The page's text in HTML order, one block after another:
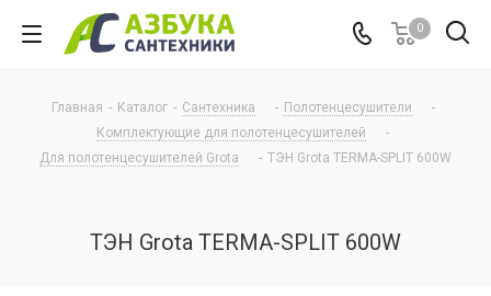
0
Главная - Каталог - Сантехника - Полотенцесушители
-
Комплектующие для полотенцесушителей
-
Для полотенцесушителей Grota
- ТЭН Grota TERMA-SPLIT 600W
ТЭН Grota TERMA-SPLIT 600W